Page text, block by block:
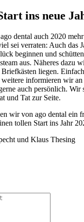
ins neue
dental auch 2020
sei verraten: Auch das
beginnen und
aus. Näheres dazu
liegen.
informieren wir an
auch persönlich. Wir
und Tat zur Seite.
wir von ago dental ein
tollen Start ins Jahr
und Klaus Thesing